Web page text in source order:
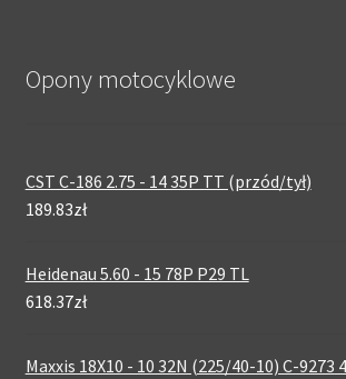
Opony motocyklowe
CST C-186 2.75 - 14 35P TT (przód/tył)
189.83zł
Heidenau 5.60 - 15 78P P29 TL
618.37zł
Maxxis 18X10 - 10 32N (225/40-10) C-9273